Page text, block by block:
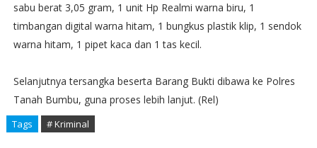
sabu berat 3,05 gram, 1 unit Hp Realmi warna biru, 1
timbangan digital warna hitam, 1 bungkus plastik klip, 1 sendok
warna hitam, 1 pipet kaca dan 1 tas kecil.
Selanjutnya tersangka beserta Barang Bukti dibawa ke Polres
Tanah Bumbu, guna proses lebih lanjut. (Rel)
Tags # Kriminal